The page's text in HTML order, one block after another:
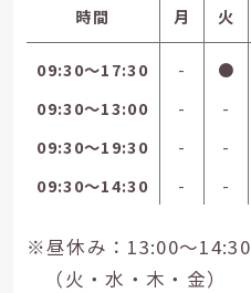
時間 月 火
09:30〜17:30 - ●
09:30〜13:00
- -
09:30〜19:30
- -
09:30〜14:30
- -
※昼休み：13:00～14:30
（火・水・木・金）